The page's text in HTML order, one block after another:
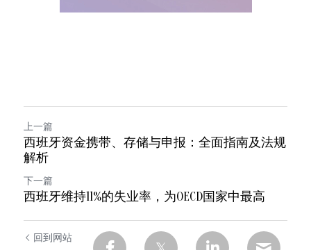
上一篇
西班牙资金携带、存储与申报：全面指南及法规
解析
下一篇
西班牙维持11%的失业率，为OECD国家中最高
回到网站